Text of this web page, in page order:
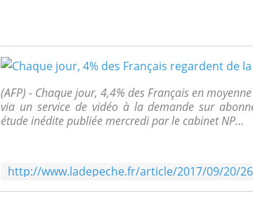
(AFP) - Chaque jour, 4,4% des Français en
via un service de vidéo à la demande sur
étude inédite publiée mercredi par le cabinet NP...